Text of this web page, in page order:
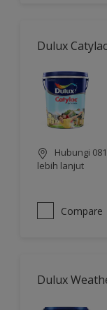
Dulux
Hubungi
lebih lanjut
Compare
Dulux